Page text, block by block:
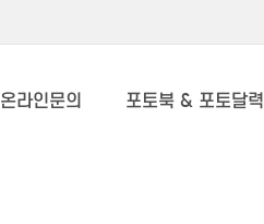
온라인문의 포토북 & 포토달력